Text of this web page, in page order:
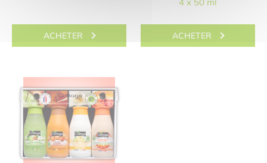
15,90 €.14,30 €.
ACHETER ACHETER